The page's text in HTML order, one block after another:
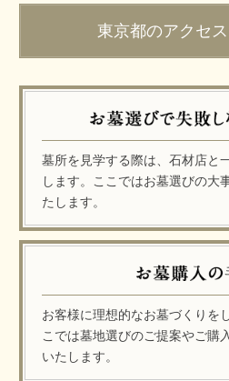
東京都のアクセ
墓所を見学する際は、石材店と
します。ここではお墓選びの大
たします。
お客様に理想的なお墓づくりを
こでは墓地選びのご提案やご購
いたします。